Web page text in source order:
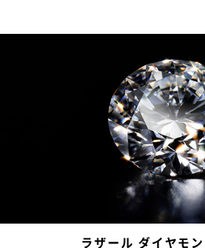
ラザール ダイヤモ